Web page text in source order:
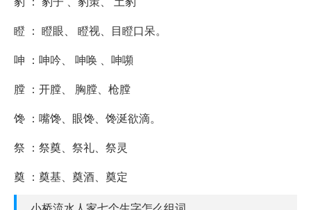
瞪 ： 瞪眼、 瞪视、目瞪口呆。
呻 ：呻吟、 呻唤 、呻嚬
膛 ：开膛、 胸膛、枪膛
馋 ：嘴馋、眼馋、馋涎欲滴。
祭 ：祭奠、祭礼、祭灵
奠 ：奠基、奠酒、奠定